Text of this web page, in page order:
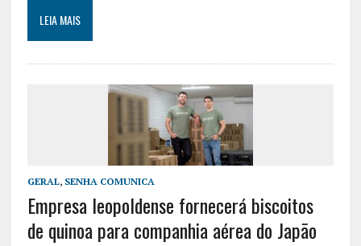
LEIA MAIS
GERAL, SENHA COMUNICA
Empresa leopoldense fornecerá biscoitos
de quinoa para companhia aérea do Japão